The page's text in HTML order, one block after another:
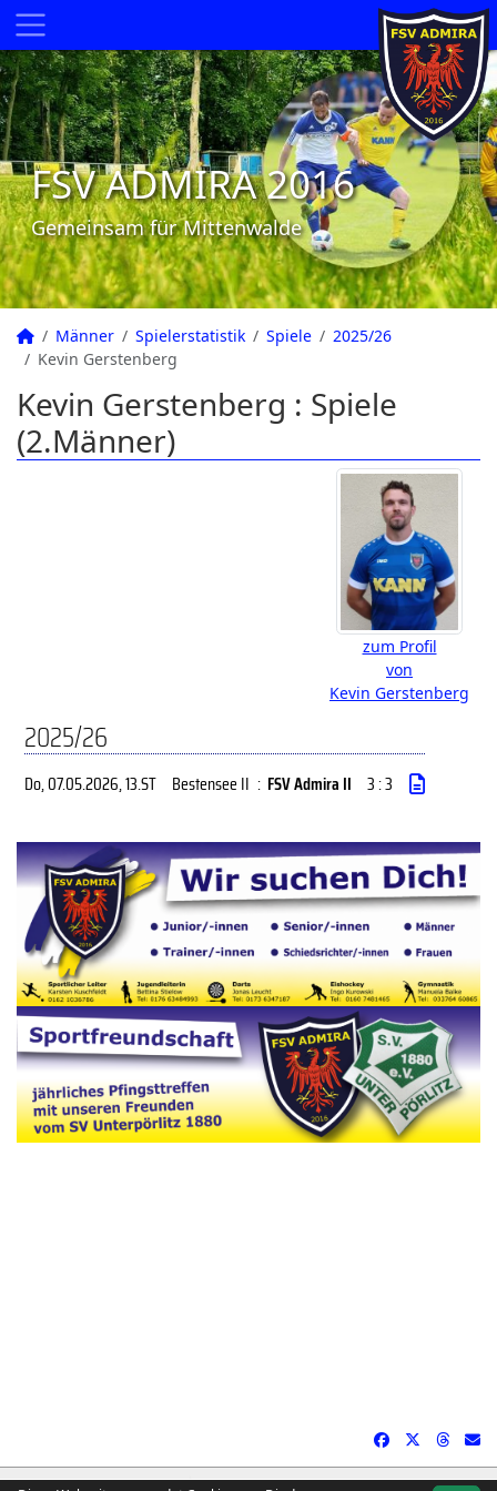
FSV ADMIRA 2016
Gemeinsam für Mittenwalde
Männer Spielerstatistik Spiele
2025/26
Kevin Gerstenberg
Kevin Gerstenberg : Spiele
(2.Männer)
zum Profil
von
Kevin Gerstenberg
2025/26
Do, 07.05.2026, 13.ST Bestensee II : FSV Admira II 3 : 3
soccero.de